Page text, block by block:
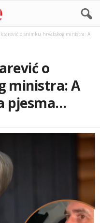
o snimku hrvatskog ministra: A
o
ministra: A
pjesma…